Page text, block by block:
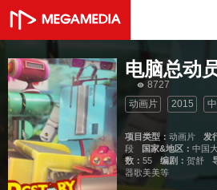
电脑总动
8727
动画片
2015
项目类型： 动画片 发
段
国家&地区： 中国
数： 55 编剧： 贺舒
器歌美美等